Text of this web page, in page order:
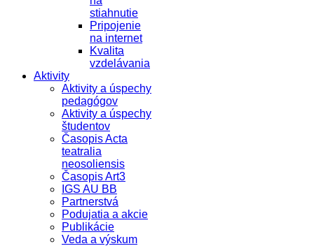
stiahnutie
Pripojenie
na internet
Kvalita
vzdelávania
Aktivity
Aktivity a úspechy
pedagógov
Aktivity a úspechy
študentov
Časopis Acta
teatralia
neosoliensis
Časopis Art3
IGS AU BB
Partnerstvá
Podujatia a akcie
Publikácie
Veda a výskum